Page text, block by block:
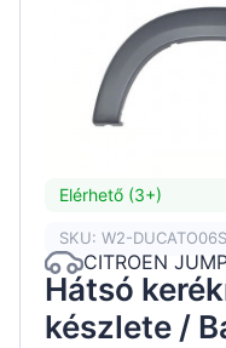
Elérhető (3+)
SKU: W2-
CITROEN
Hátsó
készlete /